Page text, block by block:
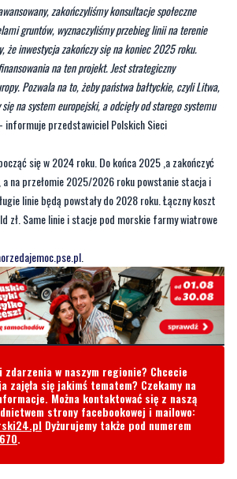
na ten projekt. Jest strategiczny
Pozwala na to, żeby państwa bałtyckie, czyli Litwa,
na system europejski, a odcięły od starego systemu
przedstawiciel Polskich Sieci
się w 2024 roku. Do końca 2025 ,a zakończyć
na przełomie 2025/2026 roku powstanie stacja i
linie będą powstały do 2028 roku. Łączny koszt
zł. Same linie i stacje pod morskie farmy wiatrowe
.
w naszym regionie? Chcecie
zajęła się jakimś tematem? Czekamy na
Można kontaktować się z naszą
Dyżurujemy także pod numerem
.